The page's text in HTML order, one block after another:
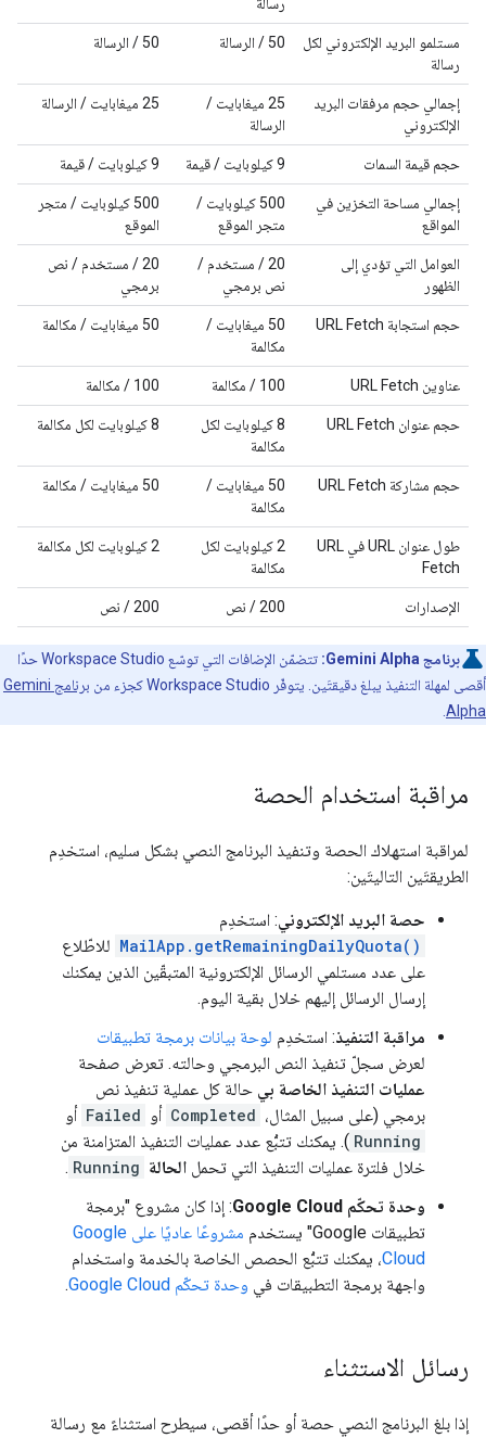
مستلمو البريد الإلكتروني لكل
رسالة
‫50 / الرسالة ‫50 / الرسالة
إجمالي حجم مرفقات البريد
الإلكتروني
‫25 ميغابايت /
الرسالة
‫25 ميغابايت / الرسالة
حجم قيمة السمات ‫9 كيلوبايت / قيمة ‫9 كيلوبايت / قيمة
إجمالي مساحة التخزين في
المواقع
‫500 كيلوبايت /
متجر الموقع
‫500 كيلوبايت / متجر
الموقع
العوامل التي تؤدي إلى
الظهور
‫20 / مستخدم /
نص برمجي
‫20 / مستخدم / نص
برمجي
حجم استجابة URL Fetch
‫50 ميغابايت /
مكالمة
‫50 ميغابايت / مكالمة
عناوين URL Fetch ‫100 / مكالمة ‫100 / مكالمة
حجم عنوان URL Fetch
‫8 كيلوبايت لكل
مكالمة
‫8 كيلوبايت لكل مكالمة
حجم مشاركة URL Fetch
‫50 ميغابايت /
مكالمة
‫50 ميغابايت / مكالمة
طول عنوان URL في URL
Fetch
‫2 كيلوبايت لكل
مكالمة
‫2 كيلوبايت لكل مكالمة
الإصدارات ‫200 / نص ‫200 / نص
برنامج Gemini Alpha:
تتضمّن الإضافات التي توسّع Workspace Studio حدًا
أقصى لمهلة التنفيذ يبلغ دقيقتَين. يتوفّر Workspace Studio كجزء من
برنامج Gemini
Alpha
مراقبة استخدام الحصة
لمراقبة استهلاك الحصة وتنفيذ البرنامج النصي بشكل سليم، استخدِم
الطريقتَين التاليتَين:
حصة البريد الإلكتروني: استخدِم
MailApp.getRemainingDailyQuota() للاطّلاع
على عدد مستلمي الرسائل الإلكترونية المتبقّين الذين يمكنك
إرسال الرسائل إليهم خلال بقية اليوم.
مراقبة التنفيذ: استخدِم لوحة بيانات برمجة تطبيقات
لعرض سجلّ تنفيذ النص البرمجي وحالته. تعرض صفحة
عمليات التنفيذ الخاصة بي حالة كل عملية تنفيذ نص
برمجي (على سبيل المثال، Completed أو Failed أو
Running ). يمكنك تتبُّع عدد عمليات التنفيذ المتزامنة من
خلال فلترة عمليات التنفيذ التي تحمل الحالة Running
.
وحدة تحكّم Google Cloud
: إذا كان مشروع "برمجة
تطبيقات Google" يستخدم
مشروعًا عاديًا على Google
Cloud، يمكنك تتبُّع الحصص الخاصة بالخدمة واستخدام
واجهة برمجة التطبيقات في وحدة تحكّم Google Cloud .
رسائل الاستثناء
إذا بلغ البرنامج النصي حصة أو حدًا أقصى، سيطرح استثناءً مع رسالة